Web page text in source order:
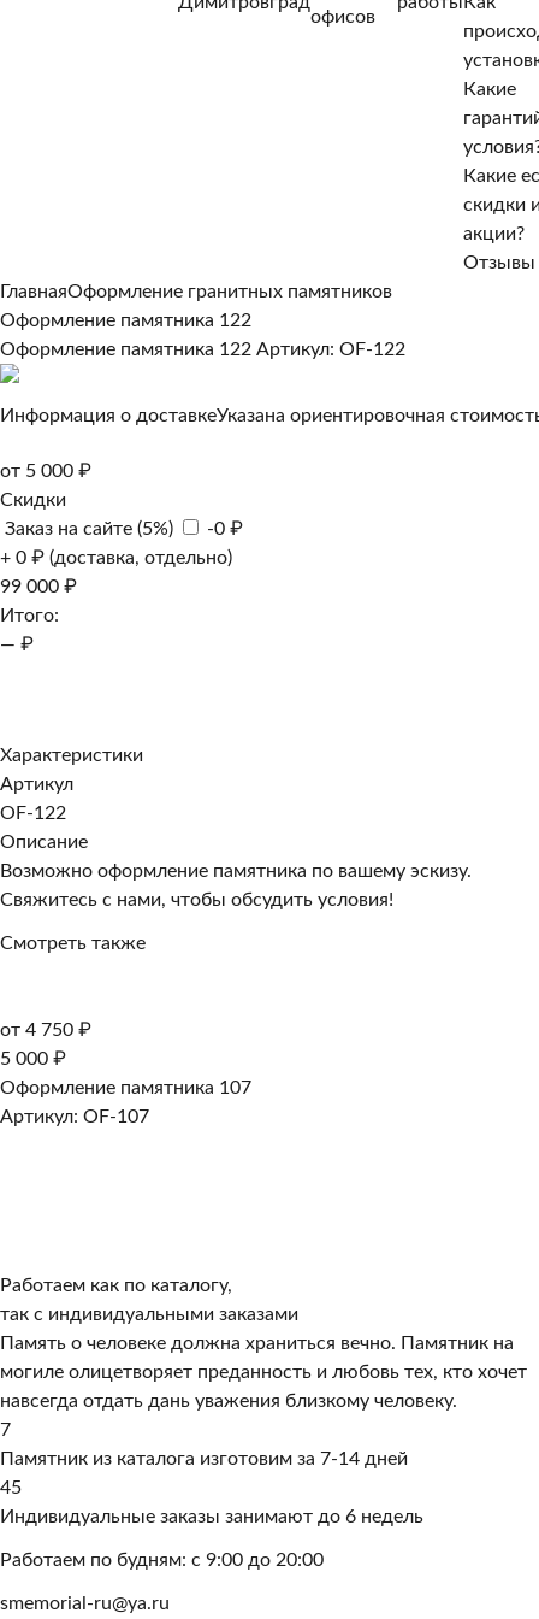
офисов
Какие
Какие
скидки
акции?
Отзывы
ГлавнаяОформление гранитных памятников
Оформление памятника 122
Оформление памятника 122 Артикул: OF-122
Информация о доставкеУказана ориентировочная
от 5 000 ₽
Скидки
Заказ на сайте (5%)
-0 ₽
+ 0 ₽ (доставка, отдельно)
99 000 ₽
Итого:
— ₽
Характеристики
Артикул
OF-122
Описание
Возможно оформление памятника по вашему эскизу.
Свяжитесь с нами, чтобы обсудить условия!
Смотреть также
от 4 750 ₽
5 000 ₽
Оформление памятника 107
Артикул: OF-107
Работаем как по каталогу,
так с индивидуальными заказами
Память о человеке должна храниться вечно. Памятник на
могиле олицетворяет преданность и любовь тех, кто хочет
навсегда отдать дань уважения близкому человеку.
7
Памятник из каталога изготовим за 7-14 дней
45
Индивидуальные заказы занимают до 6 недель
Работаем по будням: с 9:00 до 20:00
smemorial-ru@ya.ru